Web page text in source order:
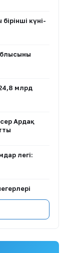
күні-
млрд
Ардақ
легі: